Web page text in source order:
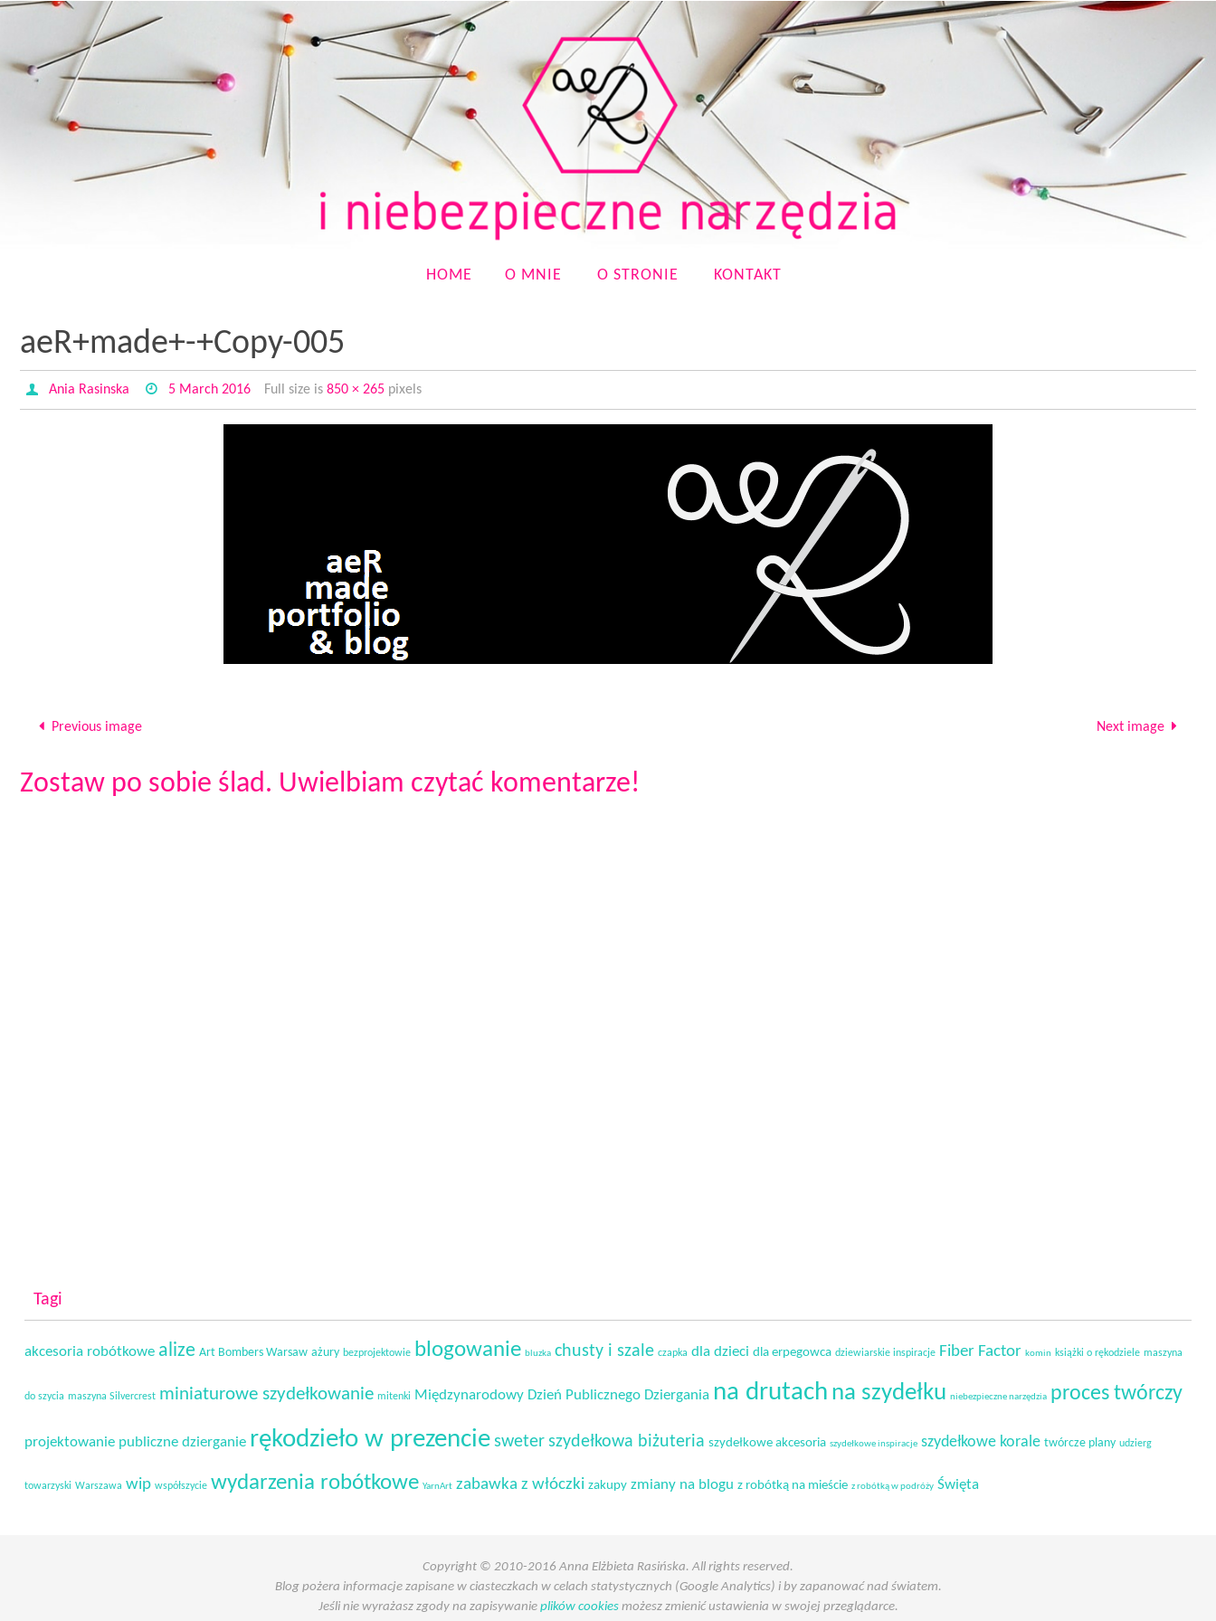
HOME O MNIE O STRONIE KONTAKT
aeR+made+-+Copy-005
Ania Rasinska 5 March 2016 Full size is850 × 265 pixels
Previous image Next image
Zostaw po sobie ślad. Uwielbiam czytać komentarze!
Tagi
akcesoria robótkowe alize Art Bombers Warsaw ażury bezprojektowie blogowanie bluzka chusty i szale czapka dla dzieci dla erpegowca dziewiarskie inspiracje Fiber Factor komin książki o rękodziele maszyna
do szycia maszyna Silvercrest miniaturowe szydełkowanie mitenki Międzynarodowy Dzień Publicznego Dziergania na drutach na szydełku niebezpieczne narzędzia proces twórczy
projektowanie publiczne dzierganie rękodzieło w prezencie sweter szydełkowa biżuteria szydełkowe akcesoria szydełkowe inspiracje szydełkowe korale twórcze plany udzierg
towarzyski Warszawa wip współszycie wydarzenia robótkowe YarnArt zabawka z włóczki zakupy zmiany na blogu z robótką na mieście z robótką w podróży Święta
Copyright © 2010-2016 Anna Elżbieta Rasińska. All rights reserved.
Blog pożera informacje zapisane w ciasteczkach w celach statystycznych (Google Analytics) i by zapanować nad światem.
Jeśli nie wyrażasz zgody na zapisywanie plików cookiesmożesz zmienić ustawienia w swojej przeglądarce.